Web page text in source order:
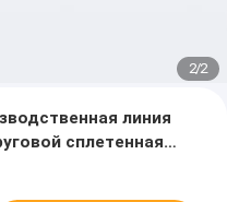
2/2
линия
сплетенная